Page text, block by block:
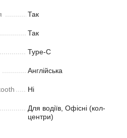
Так
Так
Type-C
Англійська
Ні
Для водіїв, Офісні (кол-
центри)